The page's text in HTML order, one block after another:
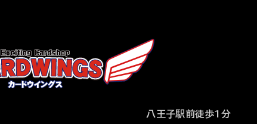
八王子駅前徒歩1分